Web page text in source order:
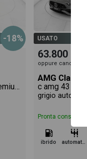
-18% USATO
63.800 €
oppure canone
AMG Classe C
grigio
Pronta consegna
ibrido automatico